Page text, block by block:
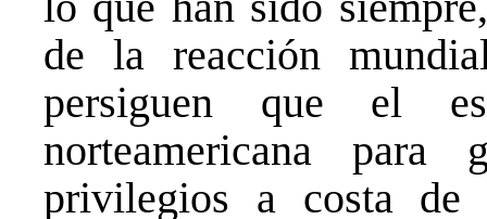
de la reacción
persiguen que el
norteamericana para
privilegios a costa